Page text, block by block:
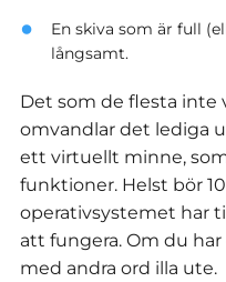
En skiva som är full
långsamt.
Det som de flesta
omvandlar det lediga
ett virtuellt minne,
funktioner. Helst bör
operativsystemet har
att fungera. Om du
med andra ord illa ute.